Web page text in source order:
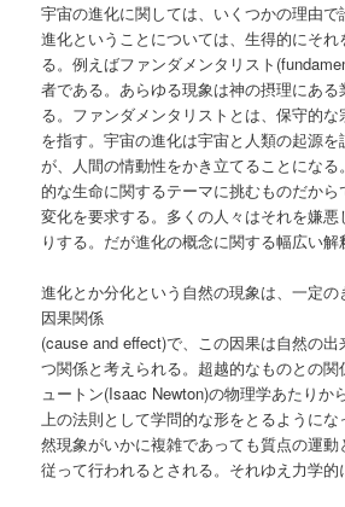
宇宙の進化に関しては、いくつかの理由で
進化ということについては、生得的にそ
る。例えばファンダメンタリスト
者である。あらゆる現象は神の摂理にあ
る。ファンダメンタリストとは、保守的な
を指す。宇宙の進化は宇宙と人類の起源
が、人間の情動性をかき立てることにな
的な生命に関するテーマに挑むものだか
変化を要求する。多くの人々はそれを嫌
りする。だが進化の概念に関する幅広い解
進化とか分化という自然の現象は、一定
因果関係
(cause and effect)で、この因果は自然の
つ関係と考えられる。超越的なものとの
ュートン(Isaac Newton)の物理学あたりか
上の法則として学問的な形をとるようにな
然現象がいかに複雑であっても質点の運
従って行われるとされる。それゆえ力学的